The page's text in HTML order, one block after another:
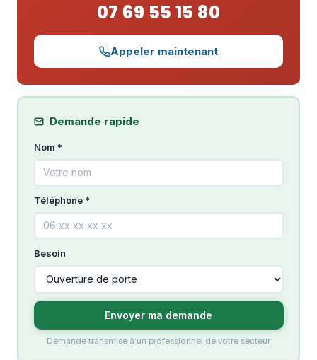
07 69 55 15 80
Appeler maintenant
Demande rapide
Nom *
Téléphone *
Besoin
Envoyer ma demande
Demande transmise à un professionnel de votre secteur